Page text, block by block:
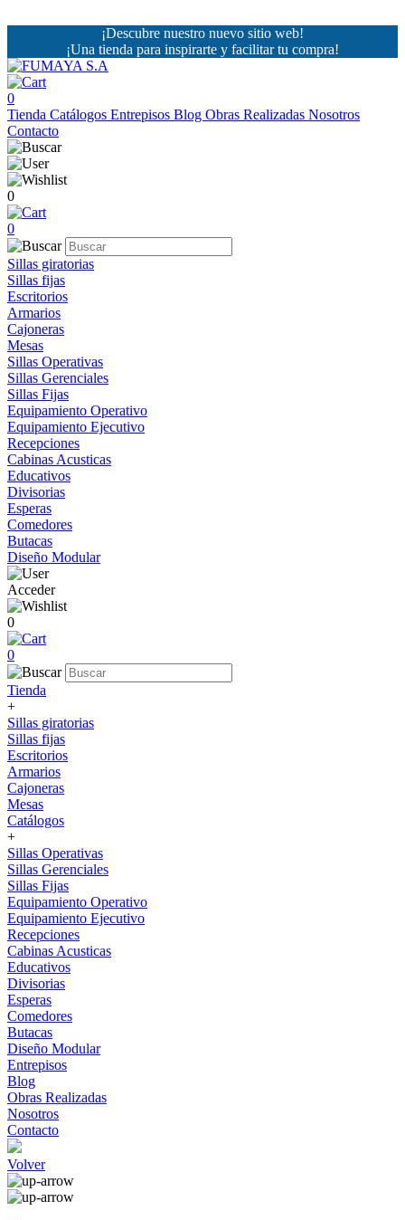
¡Descubre nuestro nuevo sitio web!
¡Una tienda para inspirarte y facilitar tu compra!
0
Tienda Catálogos Entrepisos Blog Obras Realizadas Nosotros
Contacto
0
0
Sillas giratorias
Sillas fijas
Escritorios
Armarios
Cajoneras
Mesas
Sillas Operativas
Sillas Gerenciales
Sillas Fijas
Equipamiento Operativo
Equipamiento Ejecutivo
Recepciones
Cabinas Acusticas
Educativos
Divisorias
Esperas
Comedores
Butacas
Diseño Modular
Acceder
0
0
Tienda
+
Sillas giratorias
Sillas fijas
Escritorios
Armarios
Cajoneras
Mesas
Catálogos
+
Sillas Operativas
Sillas Gerenciales
Sillas Fijas
Equipamiento Operativo
Equipamiento Ejecutivo
Recepciones
Cabinas Acusticas
Educativos
Divisorias
Esperas
Comedores
Butacas
Diseño Modular
Entrepisos
Blog
Obras Realizadas
Nosotros
Contacto
Volver